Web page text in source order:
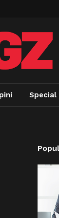
Special